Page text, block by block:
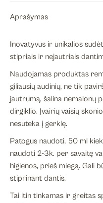
Aprašymas
Inovatyvus ir unikalios
stipriais ir nejautriais
Naudojamas produktas
giliausių audinių, ne tik
jautrumą, šalina nemalonų
dirgiklio. Įvairių vaisių
nesuteka į gerklę.
Patogus naudoti, 50 ml
naudoti 2-3k. per savaitę
higienos, prieš miegą. Gali
stiprinant dantis.
Tai itin tinkamas ir greitas